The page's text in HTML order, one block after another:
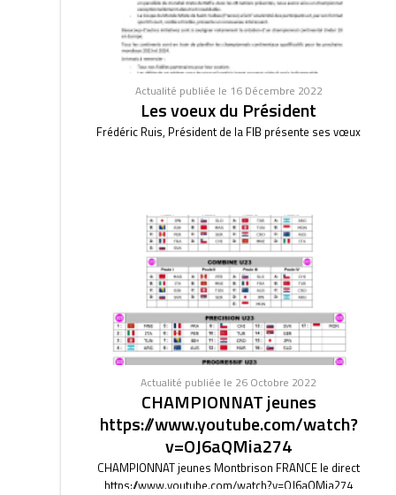
Actualité publiée le 16 Décembre 2022
Les voeux du Président
Frédéric Ruis, Président de la FIB présente ses vœux
Actualité publiée le 26 Octobre 2022
CHAMPIONNAT jeunes
https://www.youtube.com/watch?
v=OJ6aQMia274
CHAMPIONNAT jeunes Montbrison FRANCE le direct
https://www.youtube.com/watch?v=OJ6aQMia274